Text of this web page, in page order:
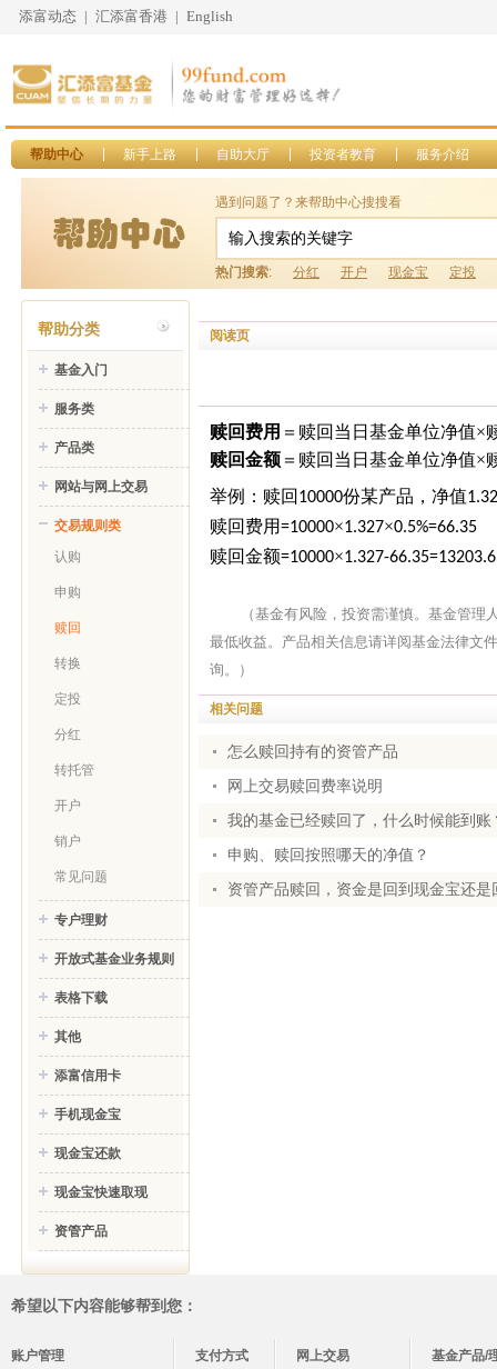
添富动态 | 汇添富香港 | English
帮助中心 新手上路 自助大厅 投资者教育 服务介绍
遇到问题了？来帮助中心搜搜看
热门搜索: 分红 开户 现金宝 定投
帮助分类
基金入门
服务类
产品类
网站与网上交易
交易规则类
认购
申购
赎回
转换
定投
分红
转托管
开户
销户
常见问题
专户理财
开放式基金业务规则
表格下载
其他
添富信用卡
手机现金宝
现金宝还款
现金宝快速取现
资管产品
阅读页
赎回费用 ＝赎回当日基金单位净值×
赎回金额 ＝赎回当日基金单位净值×
举例：赎回 10000份某产品，净值
赎回费用=10000×1.327×0.5%=66.35
赎回金额=10000×1.327-
（基金有风险，投资需谨慎。基金管
最低收益。产品相关信息请详阅基金法律文
询。）
相关问题
怎么赎回持有的资管产品
网上交易赎回费率说明
我的基金已经赎回了，什么时候能到账
申购、赎回按照哪天的净值？
资管产品赎回，资金是回到现金宝还是
希望以下内容能够帮到您：
账户管理
支付方式
网上交易
基金产品/